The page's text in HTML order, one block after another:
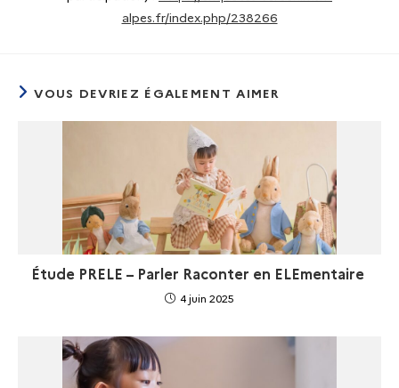
alpes.fr/index.php/238266
VOUS DEVRIEZ ÉGALEMENT AIMER
Étude PRELE – Parler Raconter en ELEmentaire
4 juin 2025